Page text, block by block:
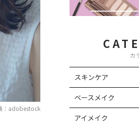
：adobestock
カ
スキンケア
ベースメイク
アイメイク